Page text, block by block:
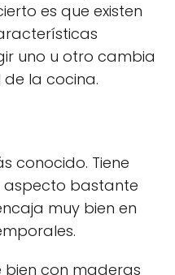
es que existen
uno u otro cambia
la cocina.
conocido. Tiene
aspecto bastante
muy bien en
bien con maderas